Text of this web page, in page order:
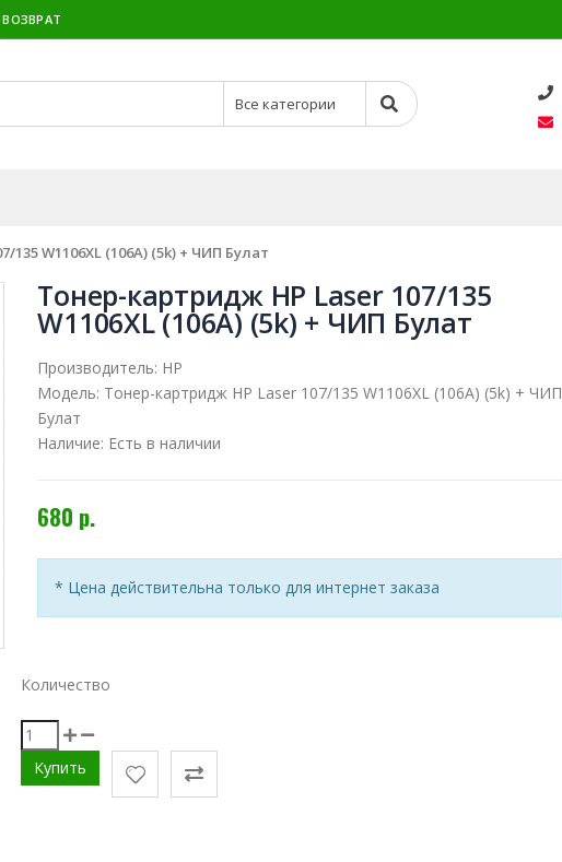
W1106XL (106A) (5k) + ЧИП Булат
Тонер-картридж HP Laser 107/135
W1106XL (106A) (5k) + ЧИП Булат
Производитель: HP
Модель: Тонер-картридж HP Laser 107/135 W1106XL (106A) (5k) + ЧИП
Булат
Наличие: Есть в наличии
680 р.
* Цена действительна только для интернет заказа
Количество